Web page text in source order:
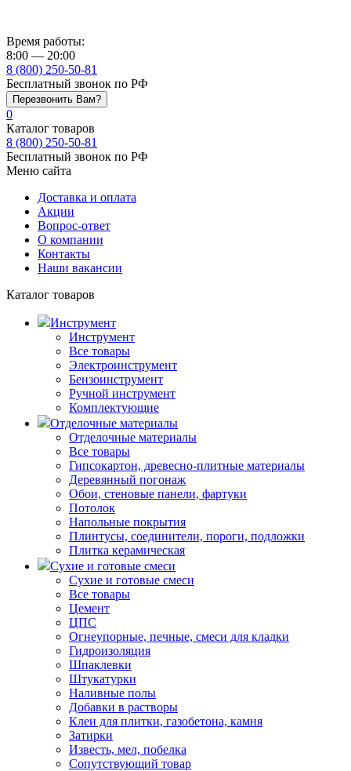
Время работы:
8:00 — 20:00
8 (800) 250-50-81
Бесплатный звонок по РФ
Перезвонить Вам?
0
Каталог товаров
8 (800) 250-50-81
Бесплатный звонок по РФ
Меню сайта
Доставка и оплата
Акции
Вопрос-ответ
О компании
Контакты
Наши вакансии
Каталог товаров
Инструмент
Инструмент
Все товары
Электроинструмент
Бензоинструмент
Ручной инструмент
Комплектующие
Отделочные материалы
Отделочные материалы
Все товары
Гипсокартон, древесно-плитные материалы
Деревянный погонаж
Обои, стеновые панели, фартуки
Потолок
Напольные покрытия
Плинтусы, соединители, пороги, подложки
Плитка керамическая
Сухие и готовые смеси
Сухие и готовые смеси
Все товары
Цемент
ЦПС
Огнеупорные, печные, смеси для кладки
Гидроизоляция
Шпаклевки
Штукатурки
Наливные полы
Добавки в растворы
Клеи для плитки, газобетона, камня
Затирки
Известь, мел, побелка
Сопутствующий товар